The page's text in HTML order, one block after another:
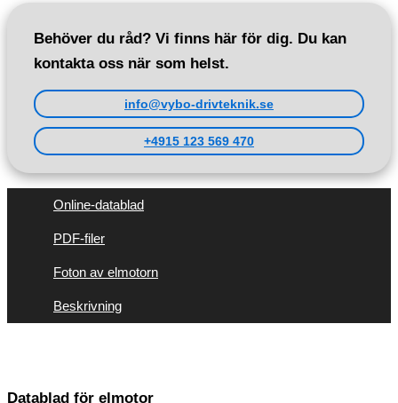
Behöver du råd? Vi finns här för dig. Du kan
kontakta oss när som helst.
info@vybo-drivteknik.se
+4915 123 569 470
Online-datablad
PDF-filer
Foton av elmotorn
Beskrivning
Datablad för elmotor